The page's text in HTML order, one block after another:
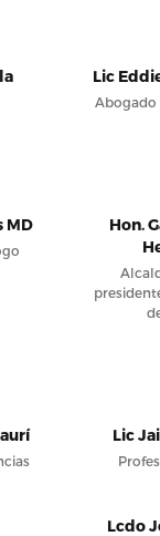
Lic
Abogado
MD
Hon.
Lic
Lcdo